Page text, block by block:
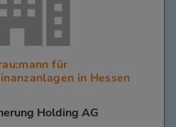
für
in Hessen
Holding AG